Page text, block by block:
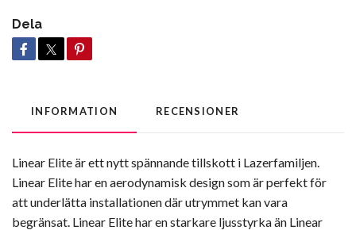
Dela
INFORMATION RECENSIONER
Linear Elite är ett nytt spännande tillskott i Lazerfamiljen.
Linear Elite har en aerodynamisk design som är perfekt för
att underlätta installationen där utrymmet kan vara
begränsat. Linear Elite har en starkare ljusstyrka än Linear